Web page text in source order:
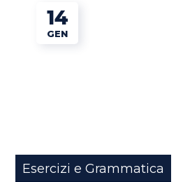
14
GEN
Esercizi e Grammatica